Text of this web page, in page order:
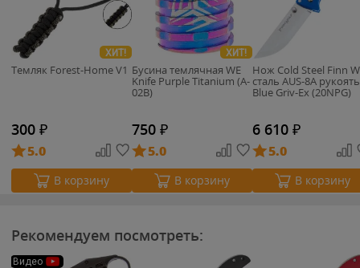
ХИТ!
Темляк Forest-Home V1
300 ₽
5.0
В корзину
ХИТ!
Бусина темлячная WE
Knife Purple Titanium (A-
02B)
750 ₽
5.0
В корзину
Нож Cold Steel Finn
сталь AUS-8A рукоять
Blue Griv-Ex (20NPG)
6 610 ₽
5.0
В корзину
Рекомендуем посмотреть:
Видео